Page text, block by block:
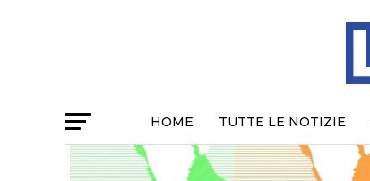
HOME TUTTE LE NOTIZIE